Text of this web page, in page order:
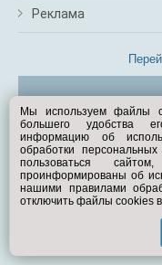
Реклама
©
Мы используем файлы
большего удобства
информацию об
обработки
пользоваться
проинформированы об
нашими правилами
отключить файлы cookies